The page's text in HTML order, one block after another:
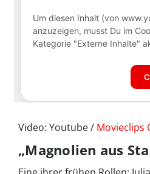
Video: Youtube / Movieclips
„Magnolien aus